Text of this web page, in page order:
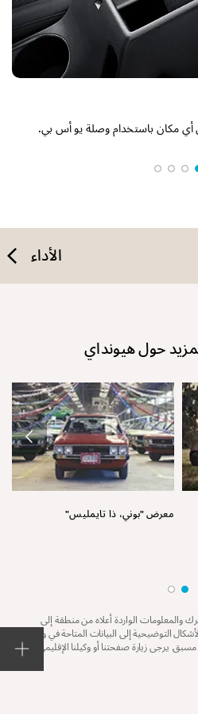
مكان باستخدام وصلة يو أس بي.
الأداء
حول هيونداي
معرض "بوني، ذا تايمليس"
الواردة أعلاه من منطقة إلى
التوضيحية إلى البيانات المتاحة في وقت
يرجى زيارة صفحتنا أو وكيلنا الإقليمي